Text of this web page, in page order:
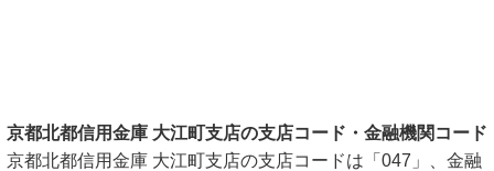
京都北都信用金庫 大江町支店の支店コード・金融機関コード
京都北都信用金庫 大江町支店の支店コードは「047」、金融